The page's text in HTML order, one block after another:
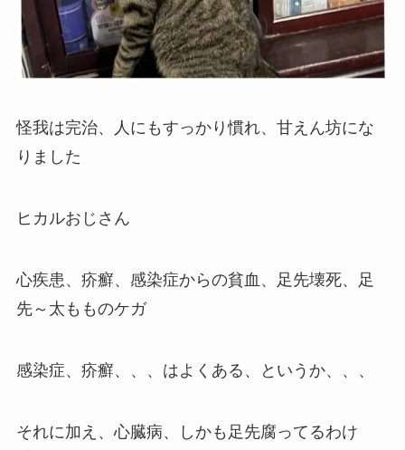
怪我は完治、人にもすっかり慣れ、甘えん坊にな
りました
ヒカルおじさん
心疾患、疥癬、感染症からの貧血、足先壊死、足
先～太もものケガ
感染症、疥癬、、、はよくある、というか、、、
それに加え、心臓病、しかも足先腐ってるわけ